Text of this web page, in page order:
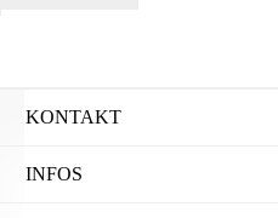
KONTAKT
INFOS